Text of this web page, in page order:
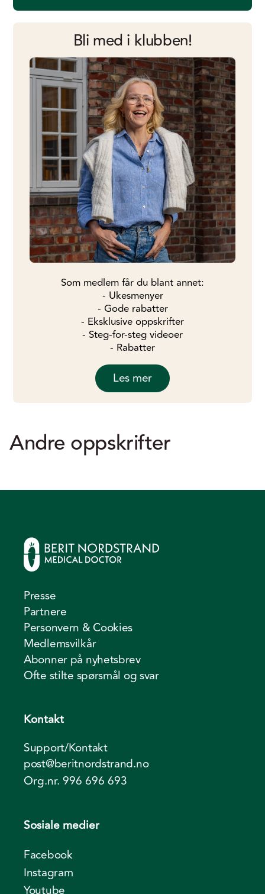
Bli med i klubben!
Som medlem får du blant annet:
- Ukesmenyer
- Gode rabatter
- Eksklusive oppskrifter
- Steg-for-steg videoer
- Rabatter
Les mer
Andre oppskrifter
Presse
Partnere
Personvern & Cookies
Medlemsvilkår
Abonner på nyhetsbrev
Ofte stilte spørsmål og svar
Kontakt
Support/Kontakt
post@beritnordstrand.no
Org.nr. 996 696 693
Sosiale medier
Facebook
Instagram
Youtube